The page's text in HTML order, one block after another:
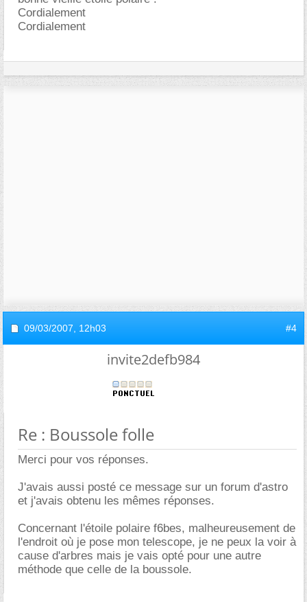
Cordialement
Cordialement
09/03/2007, 12h03 #4
invite2defb984
Re : Boussole folle
Merci pour vos réponses.
J'avais aussi posté ce message sur un forum d'astro
et j'avais obtenu les mêmes réponses.
Concernant l'étoile polaire f6bes, malheureusement de
l'endroit où je pose mon telescope, je ne peux la voir à
cause d'arbres mais je vais opté pour une autre
méthode que celle de la boussole.